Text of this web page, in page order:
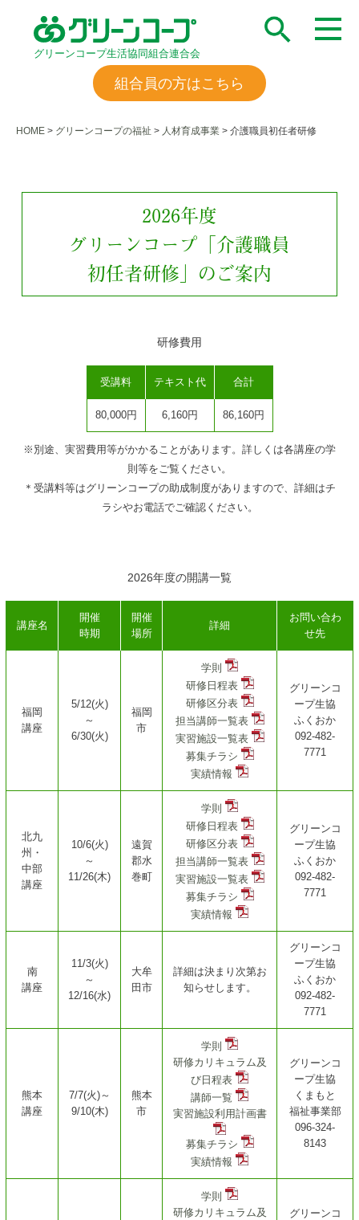
グリーンコープ生活協同組合連合会
組合員の方はこちら
HOME > グリーンコープの福祉 > 人材育成事業 > 介護職員初任者研修
2026年度
グリーンコープ「介護職員
初任者研修」のご案内
研修費用
受講料 テキスト代 合計
80,000円 6,160円 86,160円
※別途、実習費用等がかかることがあります。詳しくは各講座の学
則等をご覧ください。
＊受講料等はグリーンコープの助成制度がありますので、詳細はチ
ラシやお電話でご確認ください。
2026年度の開講一覧
講座名
開催
時期
開催
場所
詳細
お問い合わ
せ先
福岡
講座
5/12(火)
～
6/30(火)
福岡
市
学則
研修日程表
研修区分表
担当講師一覧表
実習施設一覧表
募集チラシ
実績情報
グリーンコ
ープ生協
ふくおか
092-482-
7771
北九
州・
中部
講座
10/6(火)
～
11/26(木)
遠賀
郡水
巻町
学則
研修日程表
研修区分表
担当講師一覧表
実習施設一覧表
募集チラシ
実績情報
グリーンコ
ープ生協
ふくおか
092-482-
7771
南
講座
11/3(火)
～
12/16(水)
大牟
田市
詳細は決まり次第お
知らせします。
グリーンコ
ープ生協
ふくおか
092-482-
7771
熊本
講座
7/7(火)～
9/10(木)
熊本
市
学則
研修カリキュラム及
び日程表
講師一覧
実習施設利用計画書
募集チラシ
実績情報
グリーンコ
ープ生協
くまもと
福祉事業部
096-324-
8143
学則
研修カリキュラム及
グリーンコ